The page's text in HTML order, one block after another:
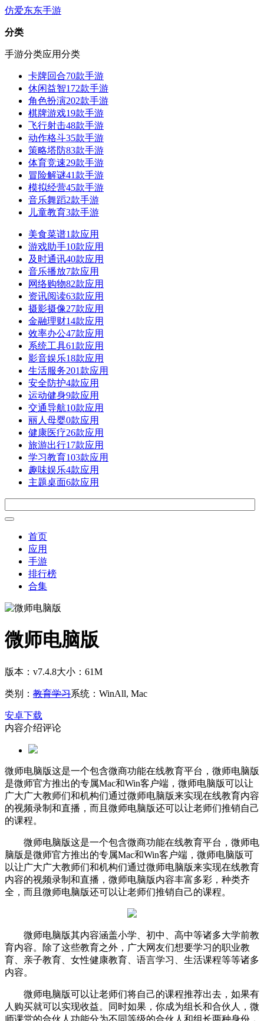
仿爱东东手游
分类
手游分类应用分类
卡牌回合70款手游
休闲益智172款手游
角色扮演202款手游
棋牌游戏19款手游
飞行射击48款手游
动作格斗35款手游
策略塔防83款手游
体育竞速29款手游
冒险解谜41款手游
模拟经营45款手游
音乐舞蹈2款手游
儿童教育3款手游
美食菜谱1款应用
游戏助手10款应用
及时通讯40款应用
音乐播放7款应用
网络购物82款应用
资讯阅读63款应用
摄影摄像27款应用
金融理财14款应用
效率办公47款应用
系统工具61款应用
影音娱乐18款应用
生活服务201款应用
安全防护4款应用
运动健身9款应用
交通导航10款应用
丽人母婴0款应用
健康医疗26款应用
旅游出行17款应用
学习教育103款应用
趣味娱乐4款应用
主题桌面6款应用
首页
应用
手游
排行榜
合集
微师电脑版
版本：v7.4.8大小：61M
类别： 教育学习系统：WinAll, Mac
安卓下载
内容介绍评论
微师电脑版这是一个包含微商功能在线教育平台，微师电脑版
是微师官方推出的专属Mac和Win客户端，微师电脑版可以让
广大广大教师们和机构们通过微师电脑版来实现在线教育内容
的视频录制和直播，而且微师电脑版还可以让老师们推销自己
的课程。
微师电脑版这是一个包含微商功能在线教育平台，微师电
脑版是微师官方推出的专属Mac和Win客户端，微师电脑版可
以让广大广大教师们和机构们通过微师电脑版来实现在线教育
内容的视频录制和直播，微师电脑版内容丰富多彩，种类齐
全，而且微师电脑版还可以让老师们推销自己的课程。
微师电脑版其内容涵盖小学、初中、高中等诸多大学前教
育内容。除了这些教育之外，广大网友们想要学习的职业教
育、亲子教育、女性健康教育、语言学习、生活课程等等诸多
内容。
微师电脑版可以让老师们将自己的课程推荐出去，如果有
人购买就可以实现收益。同时如果，你成为组长和合伙人，微
师课堂的合伙人功能分为不同等级的合伙人和组长两种身份，